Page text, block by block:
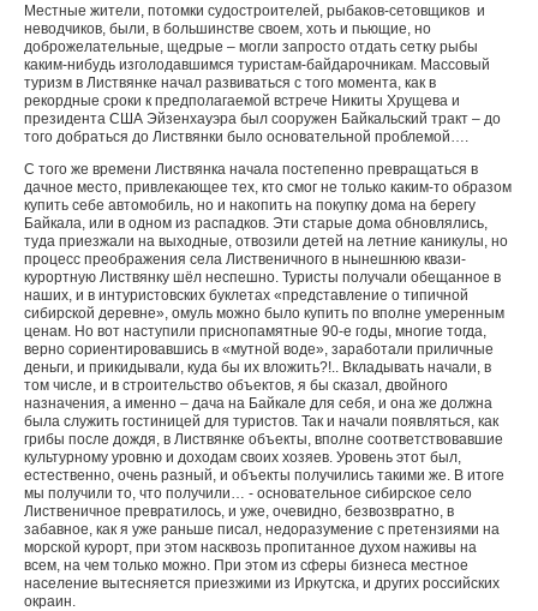
Местные жители, потомки судостроителей, рыбаков-сетовщиков и
неводчиков, были, в большинстве своем, хоть и пьющие, но
доброжелательные, щедрые – могли запросто отдать сетку рыбы
каким-нибудь изголодавшимся туристам-байдарочникам. Массовый
туризм в Листвянке начал развиваться с того момента, как в
рекордные сроки к предполагаемой встрече Никиты Хрущева и
президента США Эйзенхауэра был сооружен Байкальский тракт – до
того добраться до Листвянки было основательной проблемой….
С того же времени Листвянка начала постепенно превращаться в
дачное место, привлекающее тех, кто смог не только каким-то образом
купить себе автомобиль, но и накопить на покупку дома на берегу
Байкала, или в одном из распадков. Эти старые дома обновлялись,
туда приезжали на выходные, отвозили детей на летние каникулы, но
процесс преображения села Лиственичного в нынешнюю квази-
курортную Листвянку шёл неспешно. Туристы получали обещанное в
наших, и в интуристовских буклетах «представление о типичной
сибирской деревне», омуль можно было купить по вполне умеренным
ценам. Но вот наступили приснопамятные 90-е годы, многие тогда,
верно сориентировавшись в «мутной воде», заработали приличные
деньги, и прикидывали, куда бы их вложить?!.. Вкладывать начали, в
том числе, и в строительство объектов, я бы сказал, двойного
назначения, а именно – дача на Байкале для себя, и она же должна
была служить гостиницей для туристов. Так и начали появляться, как
грибы после дождя, в Листвянке объекты, вполне соответствовавшие
культурному уровню и доходам своих хозяев. Уровень этот был,
естественно, очень разный, и объекты получились такими же. В итоге
мы получили то, что получили… - основательное сибирское село
Лиственичное превратилось, и уже, очевидно, безвозвратно, в
забавное, как я уже раньше писал, недоразумение с претензиями на
морской курорт, при этом насквозь пропитанное духом наживы на
всем, на чем только можно. При этом из сферы бизнеса местное
население вытесняется приезжими из Иркутска, и других российских
окраин.